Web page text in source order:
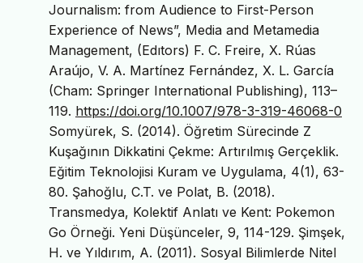
Journalism: from Audience to First-Person
Experience of News”, Media and Metamedia
Management, (Edıtors) F. C. Freire, X. Rúas
Araújo, V. A. Martínez Fernández, X. L. García
(Cham: Springer International Publishing), 113–
119. https://doi.org/10.1007/978-3-319-46068-0
Somyürek, S. (2014). Öğretim Sürecinde Z
Kuşağının Dikkatini Çekme: Artırılmış Gerçeklik.
Eğitim Teknolojisi Kuram ve Uygulama, 4(1), 63-
80. Şahoğlu, C.T. ve Polat, B. (2018).
Transmedya, Kolektif Anlatı ve Kent: Pokemon
Go Örneği. Yeni Düşünceler, 9, 114-129. Şimşek,
H. ve Yıldırım, A. (2011). Sosyal Bilimlerde Nitel